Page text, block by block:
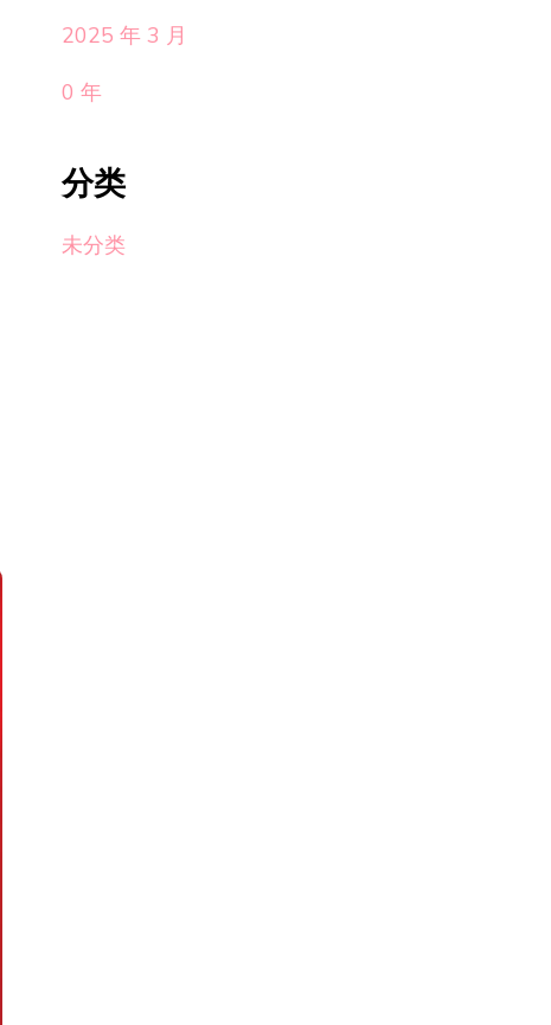
2025 年 3 月
0 年
分类
未分类